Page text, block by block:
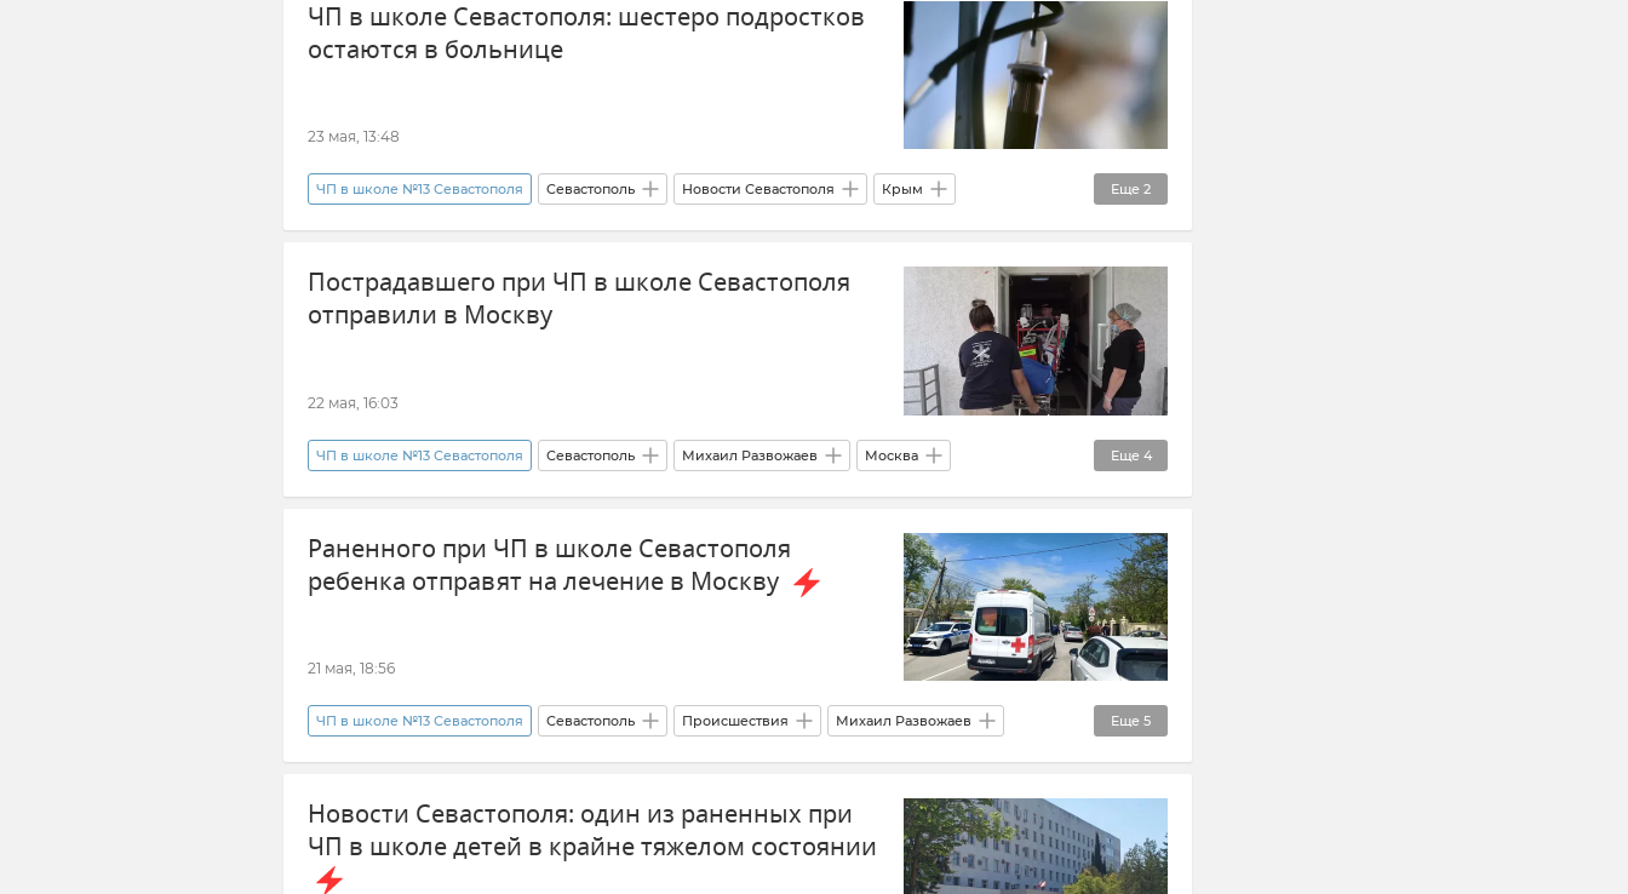
ЧП в школе Севастополя: шестеро подростков
остаются в больнице
23 мая, 13:48
Еще 2
ЧП в школе №13 Севастополя Севастополь Новости Севастополя Крым
Новости Крыма Михаил Развожаев
Пострадавшего при ЧП в школе Севастополя
отправили в Москву
22 мая, 16:03
Еще 4
ЧП в школе №13 Севастополя Севастополь Михаил Развожаев Москва
Происшествия Здравоохранение в России Новости Севастополя Общество
Раненного при ЧП в школе Севастополя
ребенка отправят на лечение в Москву
21 мая, 18:56
Еще 5
ЧП в школе №13 Севастополя Севастополь Происшествия Михаил Развожаев
Новости Севастополя дети Школа Здравоохранение в России Общество
Новости Севастополя: один из раненных при
ЧП в школе детей в крайне тяжелом состоянии